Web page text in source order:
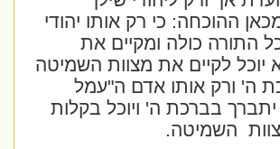
ההוכחה: כי רק אותו יהודי
התורה כולה ומקיים את
יוכל לקיים את מצוות השמיטה
ה' ורק אותו אדם ה"עמל
בברכת ה' ויוכל בקלות
השמיטה.